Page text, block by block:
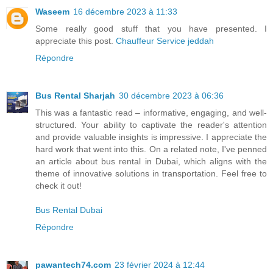
Waseem 16 décembre 2023 à 11:33
Some really good stuff that you have presented. I
appreciate this post. Chauffeur Service jeddah
Répondre
Bus Rental Sharjah 30 décembre 2023 à 06:36
This was a fantastic read – informative, engaging, and well-
structured. Your ability to captivate the reader's attention
and provide valuable insights is impressive. I appreciate the
hard work that went into this. On a related note, I've penned
an article about bus rental in Dubai, which aligns with the
theme of innovative solutions in transportation. Feel free to
check it out!
Bus Rental Dubai
Répondre
pawantech74.com 23 février 2024 à 12:44